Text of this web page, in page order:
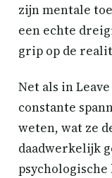
zijn mentale
een echte
grip op de
Net als in
constante
weten, wat ze
daadwerkelijk